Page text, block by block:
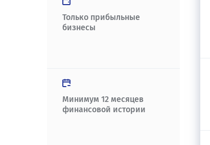
Только прибыльные
бизнесы
Минимум 12 месяцев
финансовой истории